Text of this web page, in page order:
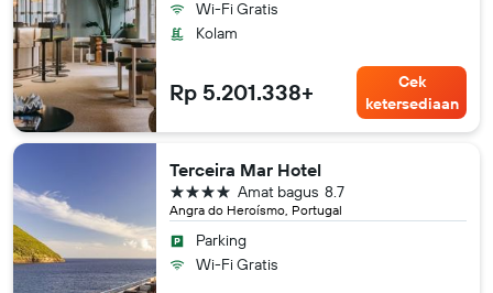
Wi-Fi Gratis
Kolam
Rp 5.201.338+
Cek
ketersediaan
Terceira Mar Hotel
Angra do Heroísmo, Portugal
8.7
Amat bagus
bintang 4
Parking
Wi-Fi Gratis